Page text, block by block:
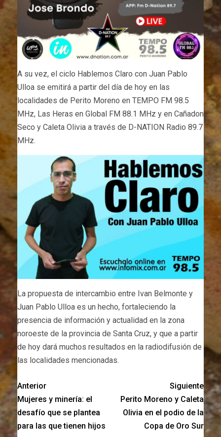
A su vez, el ciclo Hablemos Claro con Juan Pablo
Ulloa se emitirá a partir del día de hoy en las
localidades de Perito Moreno en TEMPO FM 98.5
MHz, Las Heras en Global FM 88.1 MHz y en Cañadon
Seco y Caleta Olivia a través de D-NATION Radio 89.7
MHz.
La propuesta de intercambio entre Ivan Belmonte y
Juan Pablo Ulloa es un hecho, fortaleciendo la
presencia de información y actualidad en la zona
noroeste de la provincia de Santa Cruz, y que a partir
de hoy dará muchos resultados en la radiodifusión de
las localidades mencionadas.
Anterior
Mujeres y minería: el
desafío que se plantea
para las que tienen hijos
Siguiente
Perito Moreno y Caleta
Olivia en el podio de la
Copa de Oro Sur